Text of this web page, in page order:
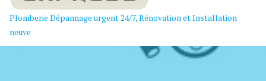
Plomberie Dépannage urgent 24/7, Rénovation et Installation
neuve